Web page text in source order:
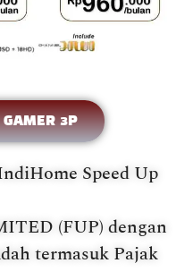
GAMER 3P
Speed Up
(FUP) dengan
termasuk Pajak